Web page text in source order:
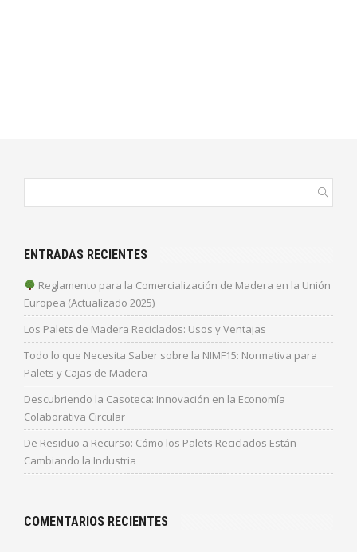
ENTRADAS RECIENTES
Reglamento para la Comercialización de Madera en la Unión
Europea (Actualizado 2025)
Los Palets de Madera Reciclados: Usos y Ventajas
Todo lo que Necesita Saber sobre la NIMF15: Normativa para
Palets y Cajas de Madera
Descubriendo la Casoteca: Innovación en la Economía
Colaborativa Circular
De Residuo a Recurso: Cómo los Palets Reciclados Están
Cambiando la Industria
COMENTARIOS RECIENTES